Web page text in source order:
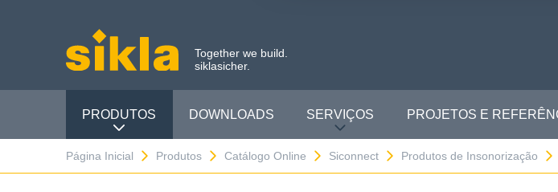
Together we build.
siklasicher.
PRODUTOS DOWNLOADS SERVIÇOS PROJETOS E
Página Inicial Produtos Catálogo Online Siconnect Produtos de Insonorização